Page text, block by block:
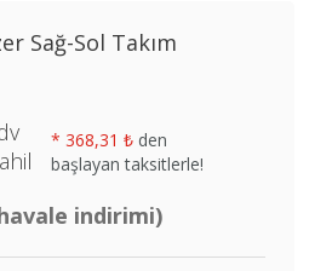
Sağ-Sol Takım
* 368,31 ₺ den
başlayan taksitlerle!
indirimi)